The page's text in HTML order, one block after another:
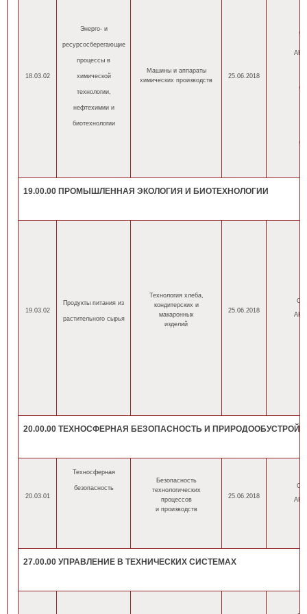
18.03.02
Энерго- и
ресурсосберегающие
процессы в
химической
технологии,
нефтехимии и
биотехнологии
Машины и аппараты
химических производств
25.06.2018
19.00.00 ПРОМЫШЛЕННАЯ ЭКОЛОГИЯ И БИОТЕХНОЛОГИИ
19.03.02
Продукты питания из
растительного сырья
Технология хлеба,
кондитерских и
макаронных
изделий
25.06.2018
20.00.00 ТЕХНОСФЕРНАЯ БЕЗОПАСНОСТЬ И
20.03.01
Техносферная
безопасность
Безопасность
технологических
процессов
и производств
25.06.2018
27.00.00 УПРАВЛЕНИЕ В ТЕХНИЧЕСКИХ СИСТЕМАХ